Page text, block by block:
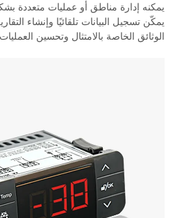
يمكنه إدارة مناطق أو عمليات متعددة
يمكّن تسجيل البيانات تلقائيًا وإنشاء
الوثائق الخاصة بالامتثال وتحسين